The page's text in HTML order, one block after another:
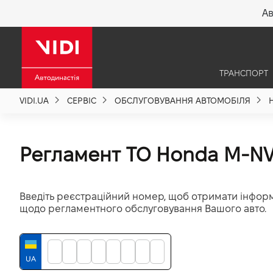
ТРАНСПОРТ
VIDI.UA СЕРВІС ОБСЛУГОВУВАННЯ АВТОМОБІЛЯ
Регламент ТО Honda M-
Введіть реєстраційний номер, щоб отримати
щодо регламентного обслуговування Вашого авто.
Про компанію
Політика якості
Вакансії